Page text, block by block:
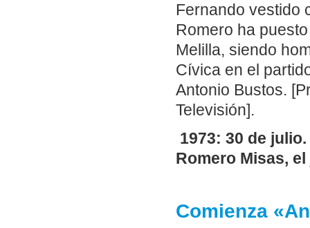
Fernando vestido
Romero ha
Melilla, siendo
Cívica en el
Antonio Bustos.
Televisión].
1973: 30 de
Romero Misas,
Comienza